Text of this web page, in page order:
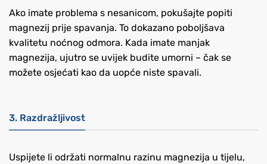
Ako imate problema s nesanicom, pokušajte popiti
magnezij prije spavanja. To dokazano poboljšava
kvalitetu noćnog odmora. Kada imate manjak
magnezija, ujutro se uvijek budite umorni – čak se
možete osjećati kao da uopće niste spavali.
3. Razdražljivost
Uspijete li održati normalnu razinu magnezija u tijelu,